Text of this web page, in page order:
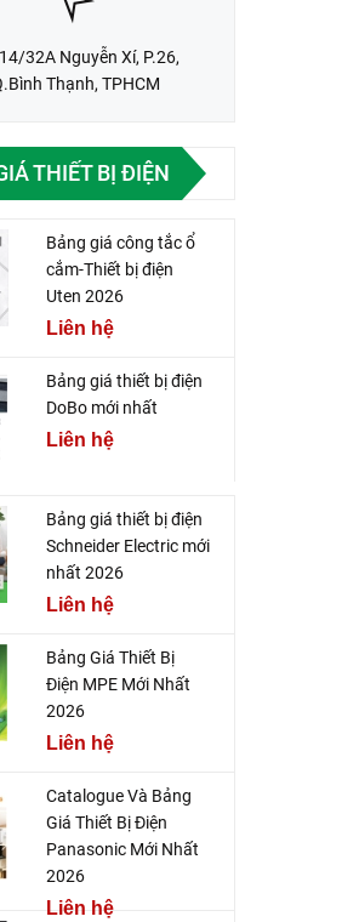
32A Nguyễn Xí, P.26,
Thạnh, TPHCM
THIẾT BỊ ĐIỆN
Bảng giá công tắc ổ
cắm-Thiết bị điện
Uten 2026
Liên hệ
Bảng giá thiết bị điện
DoBo mới nhất
Liên hệ
Bảng giá thiết bị điện
Schneider Electric mới
nhất 2026
Liên hệ
Bảng Giá Thiết Bị
Điện MPE Mới Nhất
2026
Liên hệ
Catalogue Và Bảng
Giá Thiết Bị Điện
Panasonic Mới Nhất
2026
Liên hệ